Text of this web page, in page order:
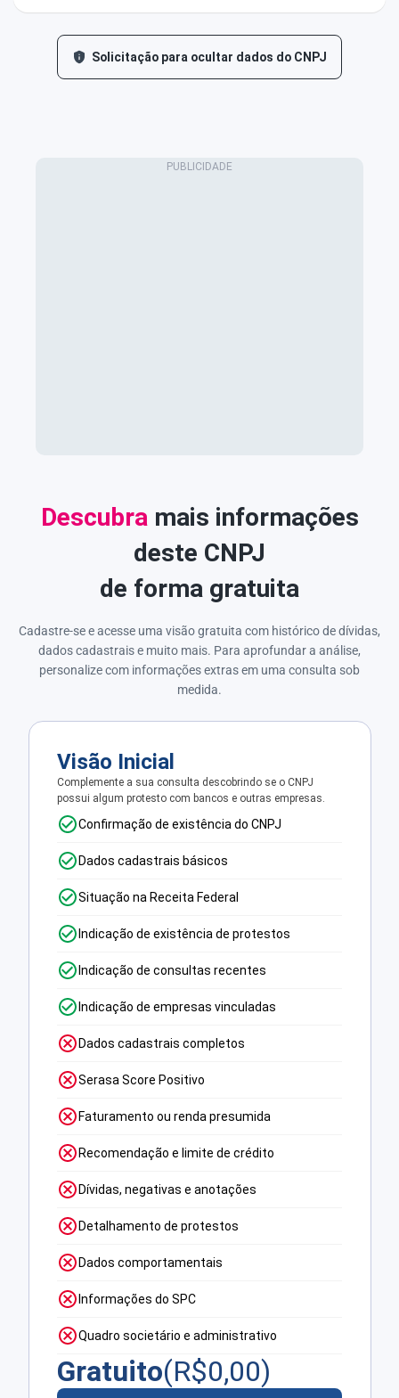
Solicitação para ocultar dados do CNPJ
Descubra mais informações
deste CNPJ
de forma gratuita
Cadastre-se e acesse uma visão gratuita com histórico de dívidas,
dados cadastrais e muito mais. Para aprofundar a análise,
personalize com informações extras em uma consulta sob
medida.
Visão Inicial
Complemente a sua consulta descobrindo se o CNPJ
possui algum protesto com bancos e outras empresas.
Confirmação de existência do CNPJ
Dados cadastrais básicos
Situação na Receita Federal
Indicação de existência de protestos
Indicação de consultas recentes
Indicação de empresas vinculadas
Dados cadastrais completos
Serasa Score Positivo
Faturamento ou renda presumida
Recomendação e limite de crédito
Dívidas, negativas e anotações
Detalhamento de protestos
Dados comportamentais
Informações do SPC
Quadro societário e administrativo
Gratuito(R$0,00)